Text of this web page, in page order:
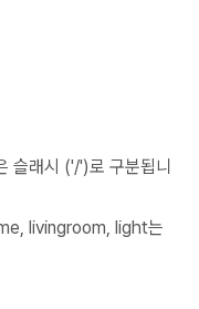
슬래시 ('/')로 구분됩니
livingroom, light는